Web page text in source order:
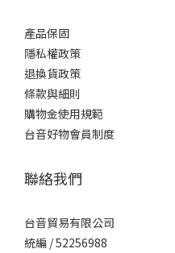
產品保固
隱私權政策
退換貨政策
條款與細則
購物金使用規範
台音好物會員制度
聯絡我們
台音貿易有限公司
統編 / 52256988